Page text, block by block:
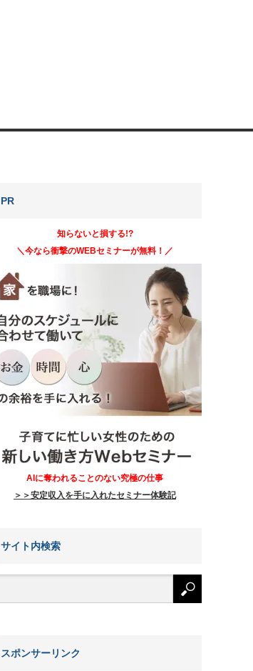
PR
知らないと損する!?
＼今なら衝撃のWEBセミナーが無料！／
AIに奪われることのない究極の仕事
＞＞安定収入を手に入れたセミナー体験記
サイト内検索
スポンサーリンク